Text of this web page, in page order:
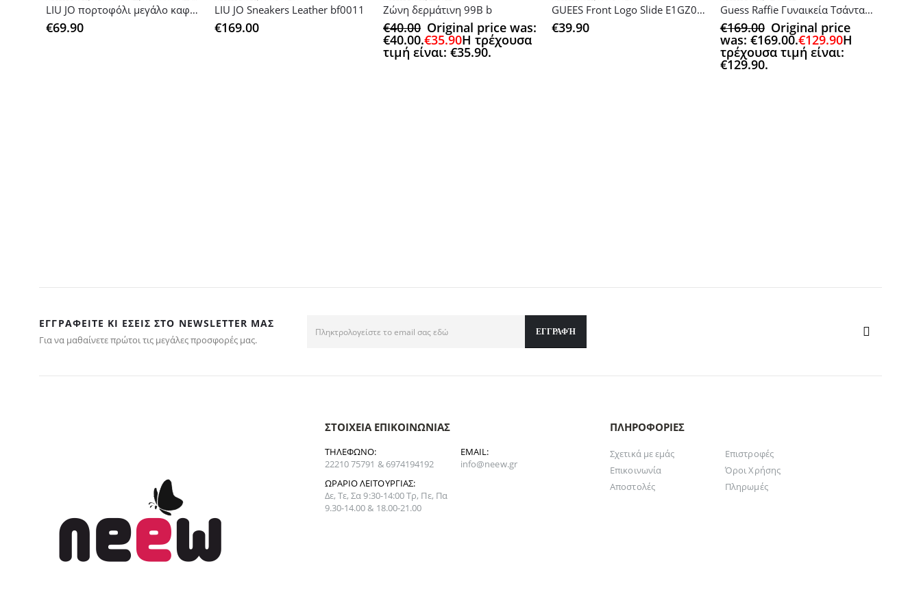
LIU JO πορτοφόλι μεγάλο καφέ/κόκκινο
€69.90
LIU JO Sneakers Leather bf0011
€169.00
Ζώνη δερμάτινη 99B b
€40.00 Original price was:
€40.00.€35.90Η τρέχουσα
τιμή είναι: €35.90.
GUEES Front Logo Slide E1GZ03BB00FBL
€39.90
Guess Raffie Γυναικεία Τσάντα Tote Χειρός Καφέ
€169.00 Original price
was: €169.00.€129.90Η
τρέχουσα τιμή είναι:
€129.90.
ΕΓΓΡΑΦΕΊΤΕ ΚΙ ΕΣΕΊΣ ΣΤΟ NEWSLETTER ΜΑΣ
Για να μαθαίνετε πρώτοι τις μεγάλες προσφορές μας.
ΣΤΟΙΧΕΊΑ ΕΠΙΚΟΙΝΩΝΊΑΣ
ΤΗΛΈΦΩΝΟ:
22210 75791 & 6974194192
EMAIL:
info@neew.gr
ΩΡΆΡΙΟ ΛΕΙΤΟΥΡΓΊΑΣ:
Δε, Τε, Σα 9:30-14:00 Τρ, Πε, Πα
9.30-14.00 & 18.00-21.00
ΠΛΗΡΟΦΟΡΊΕΣ
Σχετικά με εμάς
Επικοινωνία
Αποστολές
Επιστροφές
Όροι Χρήσης
Πληρωμές